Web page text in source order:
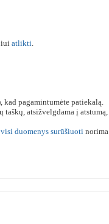
atlikti.
kad pagamintumėte patiekalą.
taškų, atsižvelgdama į atstumą,
visi duomenys surūšiuoti norima